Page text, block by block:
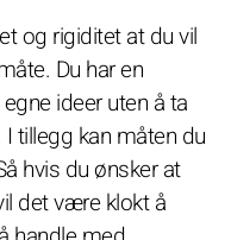
og rigiditet at du vil
Du har en
ideer uten å ta
tillegg kan måten du
hvis du ønsker at
det være klokt å